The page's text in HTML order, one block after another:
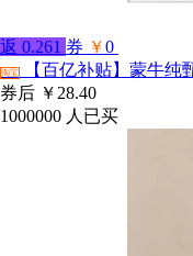
返 0.261 券 ￥0
淘宝
【百亿补贴】蒙牛纯
券后 ￥28.40
1000000 人已买